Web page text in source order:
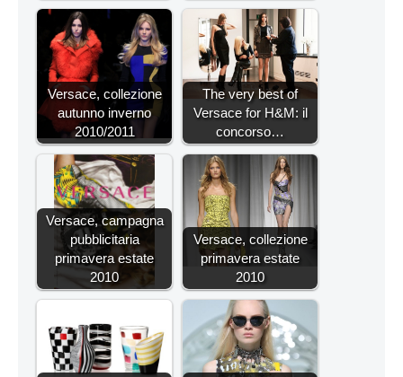
Versace, collezione
autunno inverno
2010/2011
The very best of
Versace for H&M: il
concorso…
Versace, campagna
pubblicitaria
primavera estate
2010
Versace, collezione
primavera estate
2010